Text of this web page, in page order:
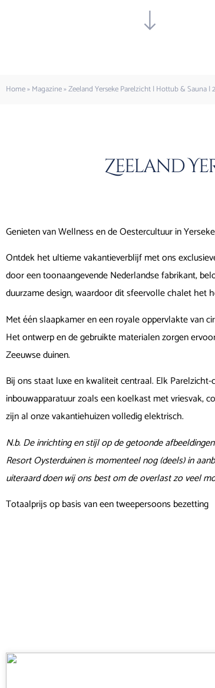
Home»Magazine»Zeeland Yerseke Parelzicht | Hottub & Sauna |
Zeeland
Genieten van Wellness en de Oestercultuur in
Ontdek het ultieme vakantieverblijf met ons
door een toonaangevende Nederlandse fabrikant,
duurzame design, waardoor dit sfeervolle chalet het
Met één slaapkamer en een royale oppervlakte van
Het ontwerp en de gebruikte materialen zorgen
Zeeuwse duinen.
Bij ons staat luxe en kwaliteit centraal. Elk
inbouwapparatuur zoals een koelkast met vriesvak,
zijn al onze vakantiehuizen volledig elektrisch.
N.b. De inrichting en stijl op de getoonde
Resort Oysterduinen is momenteel nog (deels) in
uiteraard doen wij ons best om de overlast zo veel
Totaalprijs op basis van een tweepersoons bezetting